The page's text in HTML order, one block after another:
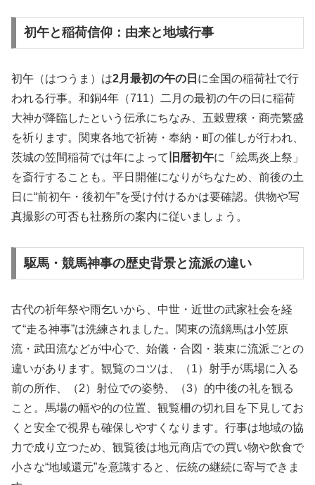
初午と稲荷信仰：由来と地域行事
初午（はつうま）は2月最初の午の日 に全国の稲荷社で行
われる行事。和銅4年（711）二月の最初の午の日に稲荷
大神が降臨したという伝承にちなみ、五穀豊穣・商売繁盛
を祈ります。関東各地で祈祷・奉納・町の催しが行われ、
茨城の笠間稲荷では年によって 旧暦初午に「絵馬炎上祭」
を斎行することも。平日開催になりがちなため、前後の土
日に“前初午・後初午”を受け付けるかは要確認。供物や写
真撮影の可否も社務所の案内に従いましょう。
駆馬・競馬神事の歴史背景と流派の違い
古代の祈年祭や雨乞いから、中世・近世の武家社会を経
て“走る神事”は洗練されました。関東の流鏑馬は小笠原
流・武田流などが中心で、始儀・合図・装束に流派ごとの
違いがあります。観覧のコツは、（1）射手が馬場に入る
前の所作、（2）射位での姿勢、（3）的中後の礼を観る
こと。馬場の幅や的の位置、観覧柵の切れ目を下見してお
くと安全で視界も確保しやすくなります。行事は地域の協
力で成り立つため、観覧後は地元商店での買い物や飲食で
小さな“地域還元”を意識すると、伝統の継続に寄与できま